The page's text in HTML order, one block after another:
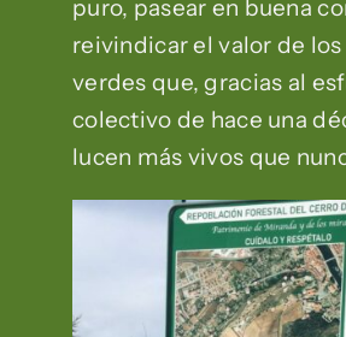
puro, pasear en buena
reivindicar el valor de
verdes que, gracias al
colectivo de hace una
lucen más vivos que